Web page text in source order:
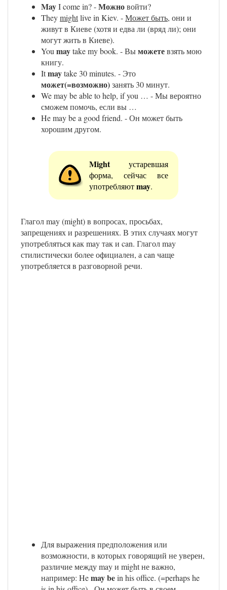
MayI come in? -Можновойти?
Theymightlive in Kiev. -Может быть, они и
живут в Киеве (хотя и едва ли (вряд ли); они
могут жить в Киеве).
You maytake my book. - Выможетевзять мою
книгу.
Itmaytake 30 minutes. - Это
может(=возможно)занять 30 минут.
We may be able to help, if you … - Мы вероятно
сможем помочь, если вы …
He may be a good friend. - Он может быть
хорошим другом.
Mightустаревшая
форма, сейчас все
употребляютmay.
Глагол may (might) в вопросах, просьбах,
запрещениях и разрешениях. В этих случаях могут
употребляться как may так и can. Глагол may
стилистически более официален, а can чаще
употребляется в разговорной речи.
Для выражения предположения или
возможности, в которых говорящий не уверен,
различие между may и might не важно,
например: Hemay bein his office. (=perhaps he